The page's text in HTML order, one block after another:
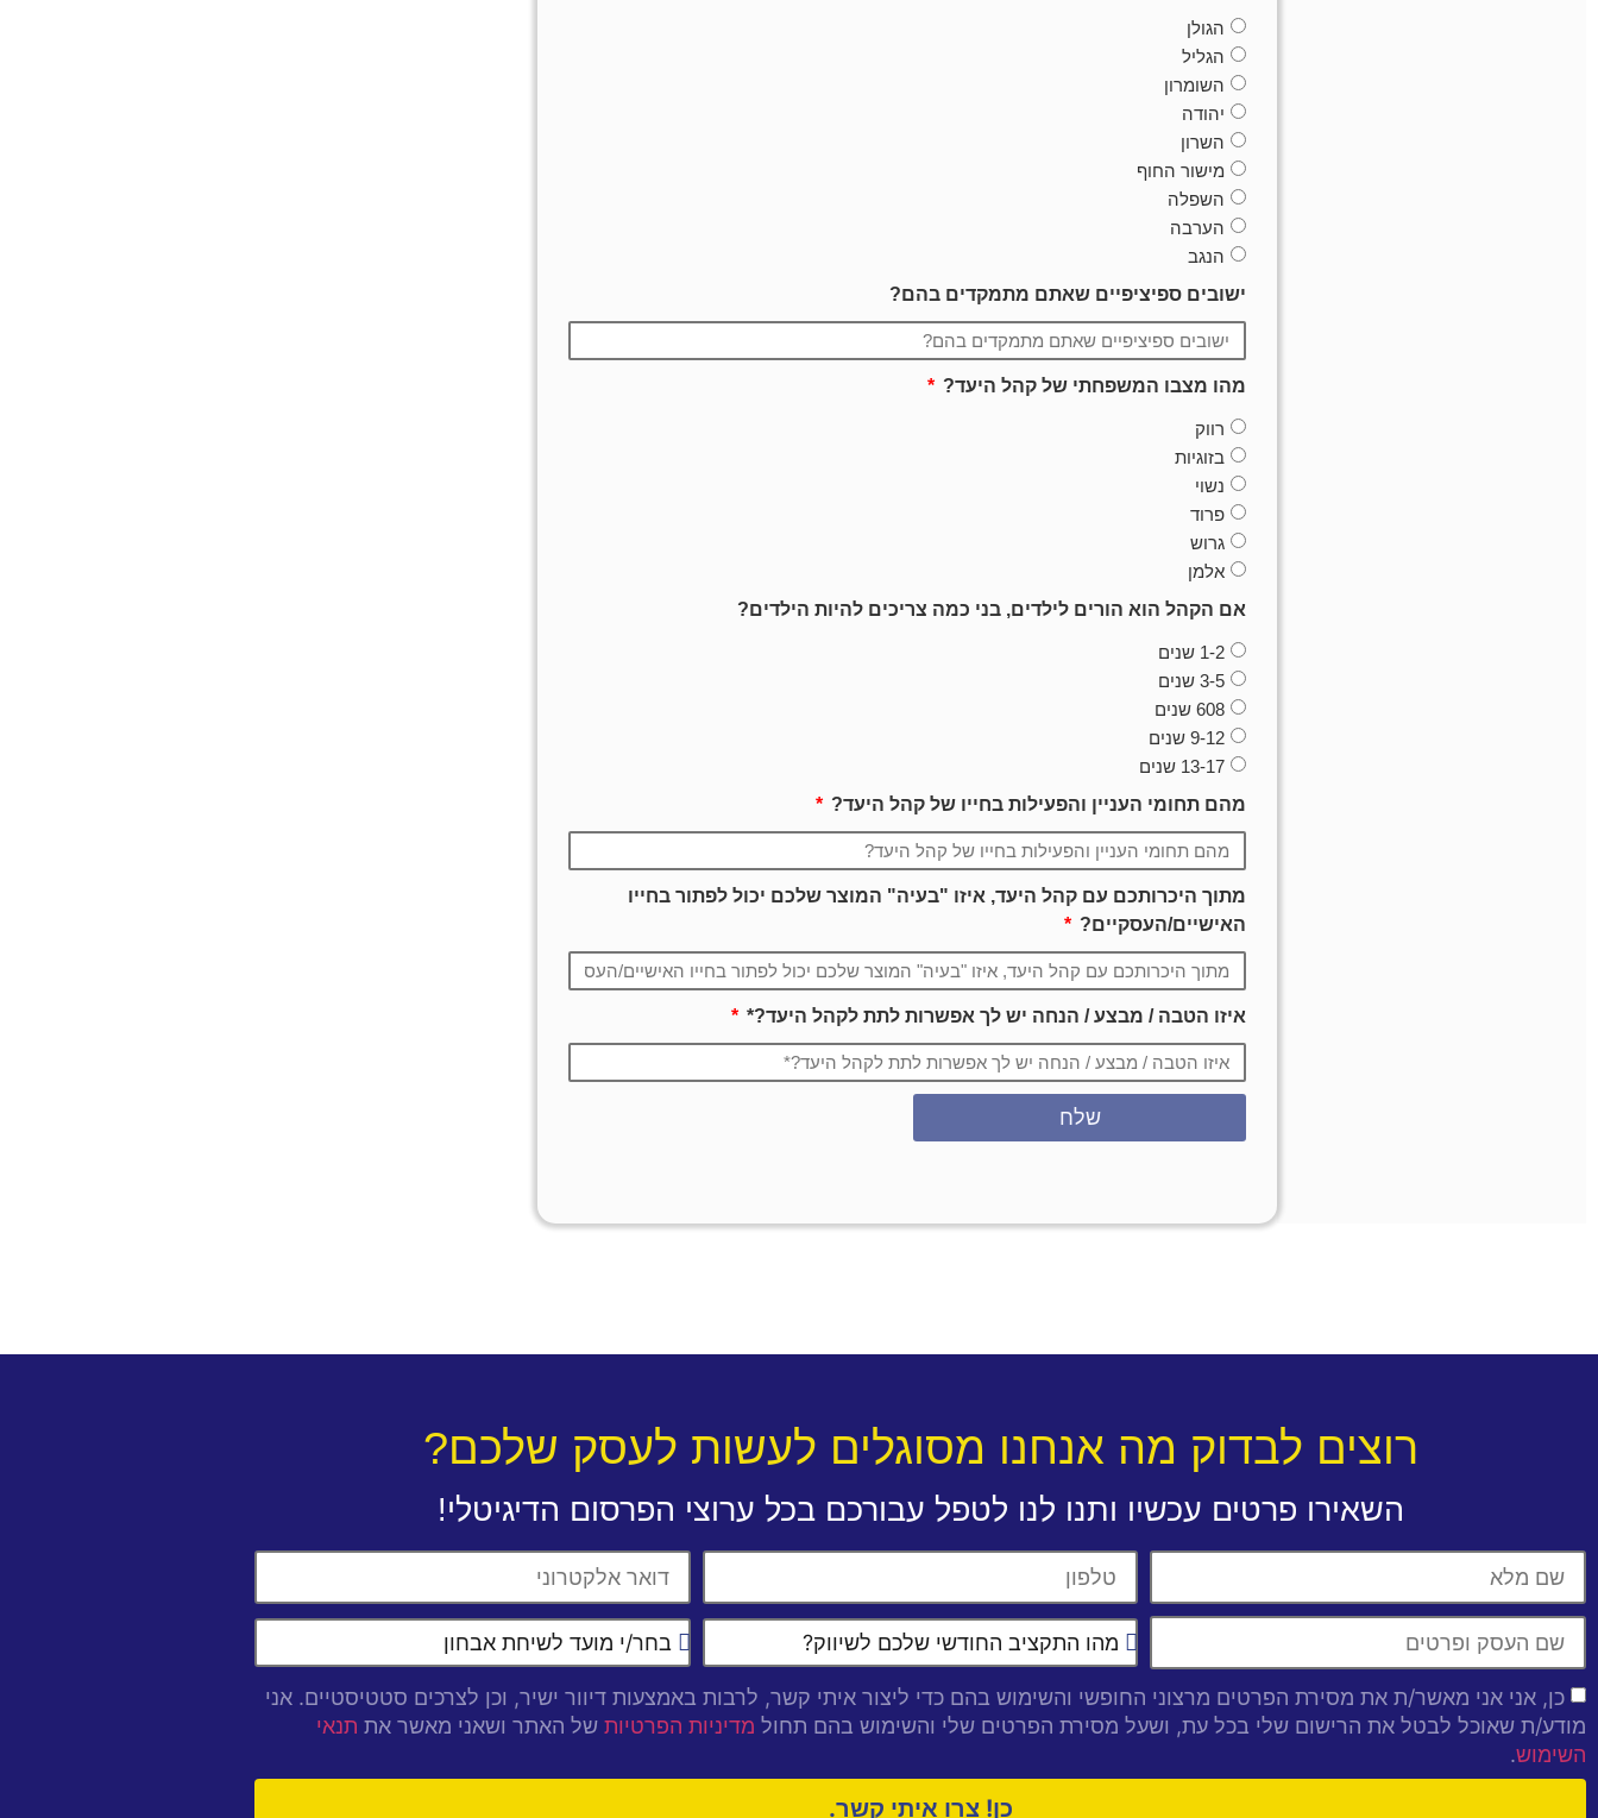
הגולן
הגליל
השומרון
יהודה
השרון
מישור החוף
השפלה
הערבה
הנגב
ישובים ספיציפיים שאתם מתמקדים בהם?
מהו מצבו המשפחתי של קהל היעד?
רווק
בזוגיות
נשוי
פרוד
גרוש
אלמן
אם הקהל הוא הורים לילדים, בני כמה צריכים להיות הילדים?
1-2 שנים
3-5 שנים
608 שנים
9-12 שנים
13-17 שנים
מהם תחומי העניין והפעילות בחייו של קהל היעד?
מתוך היכרותכם עם קהל היעד, איזו "בעיה" המוצר שלכם יכול לפתור בחייו
האישיים/העסקיים?
איזו הטבה / מבצע / הנחה יש לך אפשרות לתת לקהל היעד?*
שלח
רוצים לבדוק מה אנחנו מסוגלים לעשות לעסק שלכם?
השאירו פרטים עכשיו ותנו לנו לטפל עבורכם בכל ערוצי הפרסום הדיגיטלי!
כן, אני אני מאשר/ת את מסירת הפרטים מרצוני החופשי והשימוש בהם כדי ליצור איתי קשר, לרבות באמצעות דיוור ישיר, וכן לצרכים סטטיסטיים. אני
מודע/ת שאוכל לבטל את הרישום שלי בכל עת, ושעל מסירת הפרטים שלי והשימוש בהם תחול מדיניות הפרטיות של האתר ושאני מאשר את תנאי
השימוש.
כן! צרו איתי קשר.